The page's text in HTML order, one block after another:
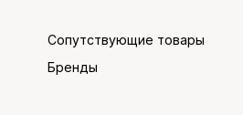
Сопутствующие товары
Бренды